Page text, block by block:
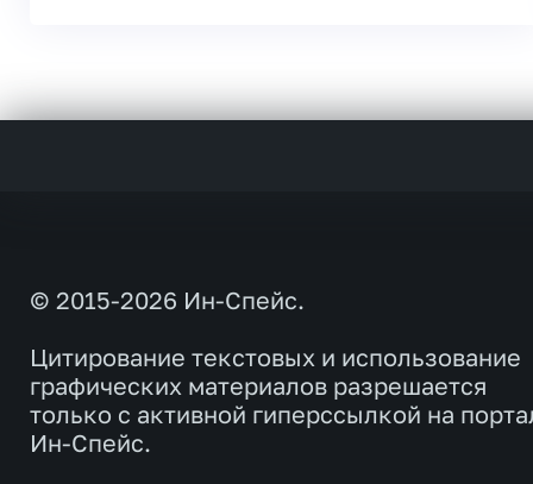
© 2015-2026 Ин-Спейс.
Цитирование текстовых и использование
графических материалов разрешается
только с активной гиперссылкой на
Ин-Спейс.